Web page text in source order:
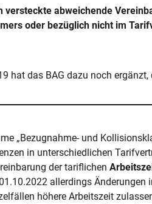
abweichende
oder bezüglich nicht im
hat das BAG dazu noch ergänzt,
„Bezugnahme- und
in unterschiedlichen
der tariflichen
allerdings Änderungen
höhere Arbeitszeit